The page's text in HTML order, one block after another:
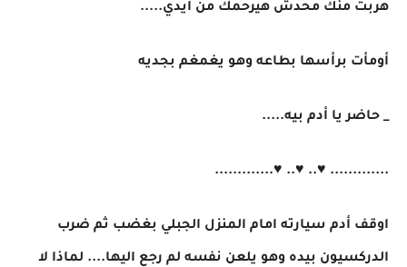
هربت منك محدش هيرحمك من ايدي.....
أومأت برأسها بطاعه وهو يغمغم بجديه
_ حاضر يا أدم بيه.....
............. ♥.. ♥.. ♥.............
اوقف أدم سيارته امام المنزل الجبلي بغضب ثم ضرب
الدركسيون بيده وهو يلعن نفسه لم رجع اليها.... لماذا لا